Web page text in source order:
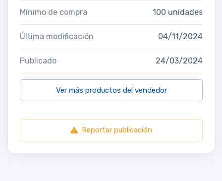
Mínimo de compra 100 unidades
Última modificación 04/11/2024
Publicado 24/03/2024
Ver más productos del vendedor
Reportar publicación